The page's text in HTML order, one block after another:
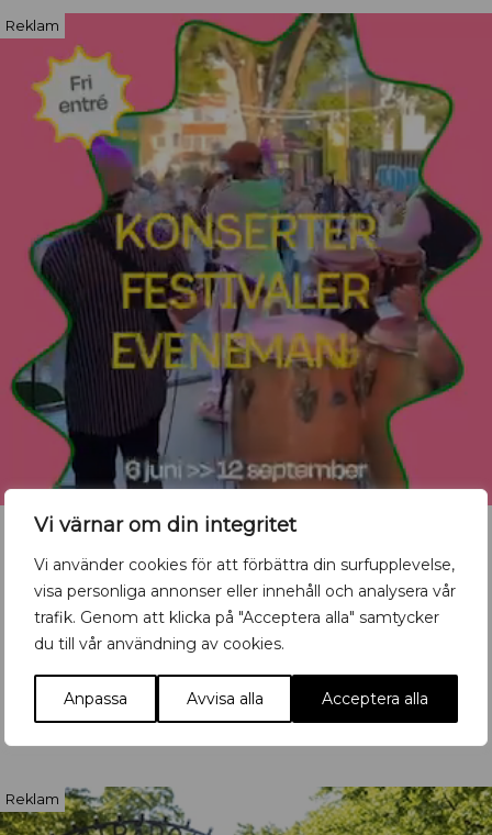
Vi värnar om din integritet
Vi använder cookies för att förbättra din surfupplevelse,
visa personliga annonser eller innehåll och analysera vår
trafik. Genom att klicka på "Acceptera alla" samtycker
du till vår användning av cookies.
Anpassa Avvisa alla Acceptera alla
Reklam
Vill du synas med ditt
evenemang?
Mata in ditt event här
Reklam